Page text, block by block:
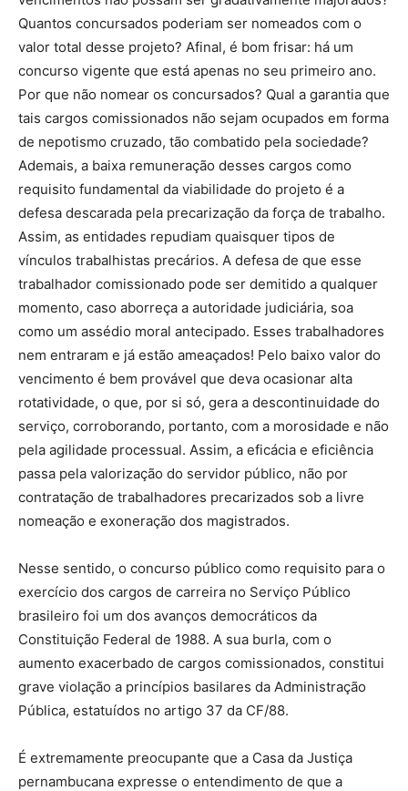
Quantos concursados poderiam ser nomeados com o
valor total desse projeto? Afinal, é bom frisar: há um
concurso vigente que está apenas no seu primeiro ano.
Por que não nomear os concursados? Qual a garantia que
tais cargos comissionados não sejam ocupados em forma
de nepotismo cruzado, tão combatido pela sociedade?
Ademais, a baixa remuneração desses cargos como
requisito fundamental da viabilidade do projeto é a
defesa descarada pela precarização da força de trabalho.
Assim, as entidades repudiam quaisquer tipos de
vínculos trabalhistas precários. A defesa de que esse
trabalhador comissionado pode ser demitido a qualquer
momento, caso aborreça a autoridade judiciária, soa
como um assédio moral antecipado. Esses trabalhadores
nem entraram e já estão ameaçados! Pelo baixo valor do
vencimento é bem provável que deva ocasionar alta
rotatividade, o que, por si só, gera a descontinuidade do
serviço, corroborando, portanto, com a morosidade e não
pela agilidade processual. Assim, a eficácia e eficiência
passa pela valorização do servidor público, não por
contratação de trabalhadores precarizados sob a livre
nomeação e exoneração dos magistrados.
Nesse sentido, o concurso público como requisito para o
exercício dos cargos de carreira no Serviço Público
brasileiro foi um dos avanços democráticos da
Constituição Federal de 1988. A sua burla, com o
aumento exacerbado de cargos comissionados, constitui
grave violação a princípios basilares da Administração
Pública, estatuídos no artigo 37 da CF/88.
É extremamente preocupante que a Casa da Justiça
pernambucana expresse o entendimento de que a